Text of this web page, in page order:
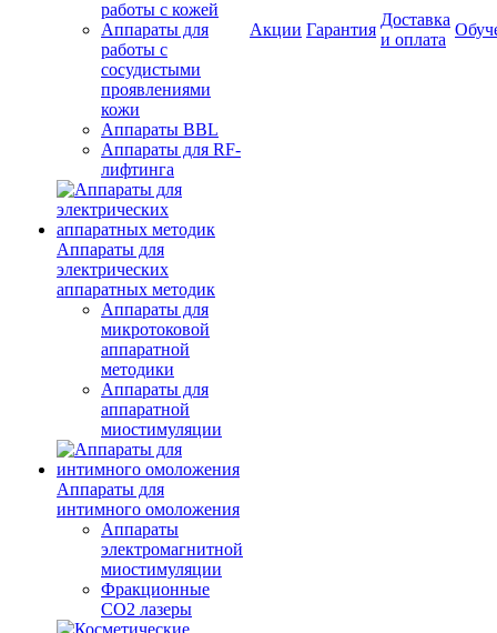
работы с кожей
Аппараты для
работы с
сосудистыми
проявлениями
кожи
Аппараты BBL
Аппараты для RF-
лифтинга
Аппараты для
электрических
аппаратных методик
Аппараты для
микротоковой
аппаратной
методики
Аппараты для
аппаратной
миостимуляции
Аппараты для
интимного омоложения
Аппараты
электромагнитной
миостимуляции
Фракционные
CO2 лазеры
Акции Гарантия
Доставка
и оплата